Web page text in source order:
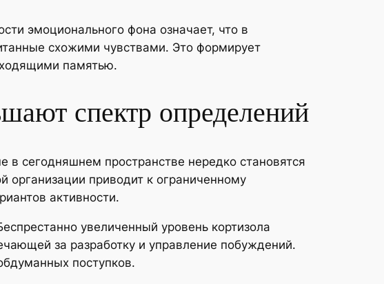
эмоционального фона означает, что в
схожими чувствами. Это формирует
памятью.
спектр определений
в сегодняшнем пространстве нередко становятся
организации приводит к ограниченному
активности.
увеличенный уровень кортизола
за разработку и управление побуждений.
поступков.